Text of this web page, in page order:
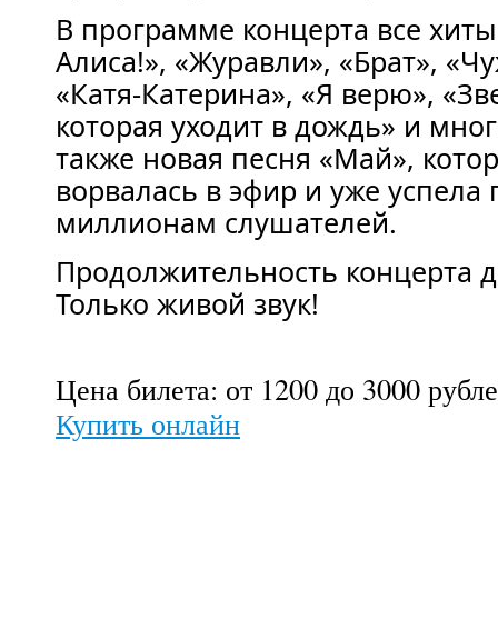
В программе концерта все
Алиса!», «Журавли», «Брат»,
«Катя-Катерина», «Я верю»,
которая уходит в дождь» и
также новая песня «Май»,
ворвалась в эфир и уже успела
миллионам слушателей.
Продолжительность концерта
Только живой звук!
Цена билета: от 1200 до 3000
Купить онлайн